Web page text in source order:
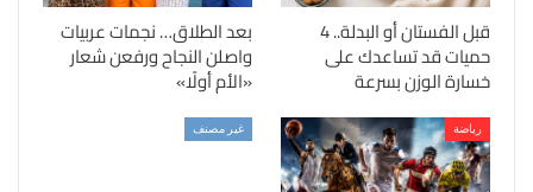
قبل الفستان أو البدلة.. 4
حميات قد تساعدك على
خسارة الوزن بسرعة
بعد الطلاق… نجمات عربيات
واصلن النجاح ورفعن شعار
«الأم أولًا»
رياضة غير مصنف